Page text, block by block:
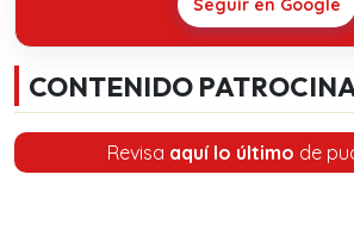
Seguir en Google
CONTENIDO
Revisa aquí lo último de